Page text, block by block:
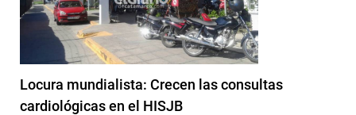
Locura mundialista: Crecen las consultas
cardiológicas en el HISJB